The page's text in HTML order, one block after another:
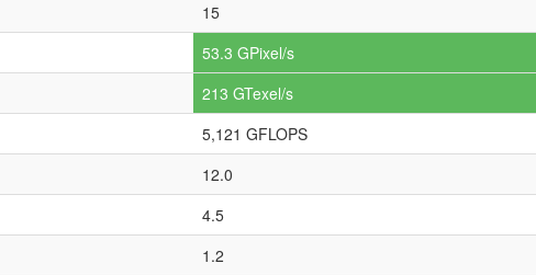
15
53.3 GPixel/s
213 GTexel/s
5,121 GFLOPS
12.0
4.5
1.2